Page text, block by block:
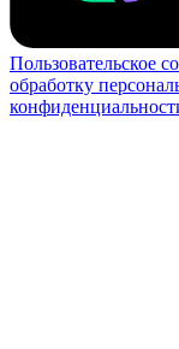
Пользовательское
обработку